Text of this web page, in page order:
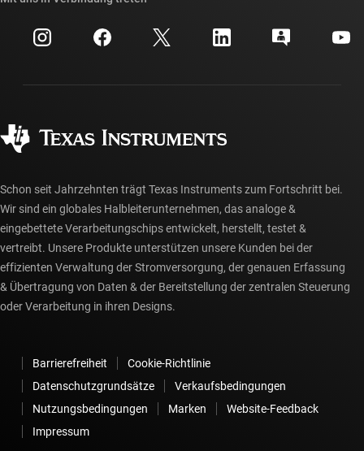
Investorenbeziehungen
Fertigung
Kundensupportzentrum
myTI-Konto FAQs
Häufig gestellte Fragen zu Bestellungen
Schon seit Jahrzehnten trägt Texas Instruments zum Fortschritt bei.
Wir sind ein globales Halbleiterunternehmen, das analoge &
eingebettete Verarbeitungschips entwickelt, herstellt, testet &
vertreibt. Unsere Produkte unterstützen unsere Kunden bei der
effizienten Verwaltung der Stromversorgung, der genauen Erfassung
& Übertragung von Daten & der Bereitstellung der zentralen Steuerung
oder Verarbeitung in ihren Designs.
Barrierefreiheit
Cookie-Richtlinie
Datenschutzgrundsätze
Verkaufsbedingungen
Nutzungsbedingungen
Marken
Website-Feedback
Impressum